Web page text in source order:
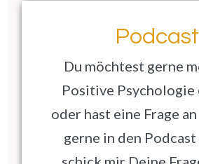
Podcast
Du möchtest gerne
Positive Psychologie
oder hast eine Frage
gerne in den